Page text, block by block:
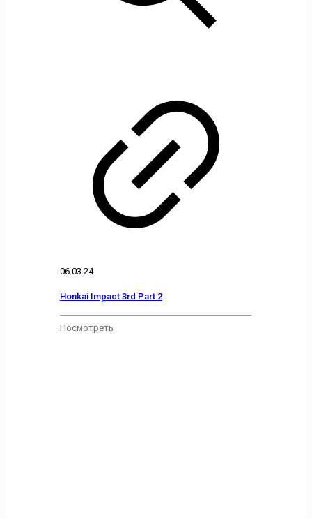
06.03.24
Honkai Impact 3rd Part 2
Посмотреть